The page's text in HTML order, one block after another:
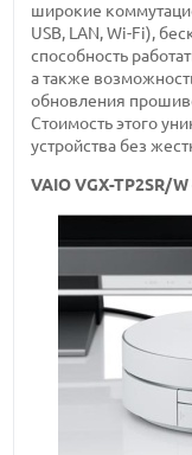
широкие
USB, LAN, Wi-Fi),
способность
а также
обновления
Стоимость этого
устройства без
VAIO VGX-TP2SR/